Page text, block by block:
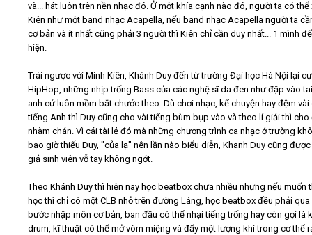
và... hát luôn trên nền nhạc đó. Ở một khía cạnh nào đó, người ta có thể
Kiên như một band nhạc Acapella, nếu band nhạc Acapella người ta
cơ bản và ít nhất cũng phải 3 người thì Kiên chỉ cần duy nhất... 1 mình
hiện.
Trái ngược với Minh Kiên, Khánh Duy đến từ trường Đại học Hà Nội lại
HipHop, những nhịp trống Bass của các nghệ sĩ da đen như đập vào
anh cứ luôn mồm bắt chước theo. Dù chơi nhạc, kể chuyện hay đệm vài
tiếng Anh thì Duy cũng cho vài tiếng bùm bụp vào và theo lí giải thì cho
nhàm chán. Vì cái tài lẻ đó mà những chương trình ca nhạc ở trường
bao giờ thiếu Duy, "của lạ" nên lần nào biểu diễn, Khanh Duy cũng
giả sinh viên vỗ tay không ngớt.
Theo Khánh Duy thì hiện nay học beatbox chưa nhiều nhưng nếu muốn
học thì chỉ có một CLB nhỏ trên đường Láng, học beatbox đều phải
bước nhập môn cơ bản, ban đầu có thể nhại tiếng trống hay còn gọi là
drum, kĩ thuật có thể mở vòm miệng và đẩy một lượng khí trong cơ thể